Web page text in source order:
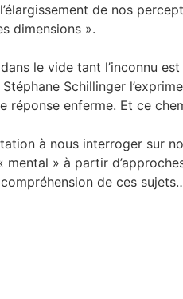
de nos
dimensions ».
le vide tant l’inconnu
Schillinger
enferme. Et ce
à nous interroger
» à partir
de ces